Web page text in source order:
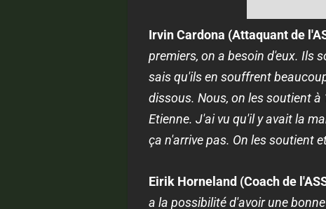
Irvin Cardona (Attaquant de
premiers, on a besoin d'eux. Ils
sais qu'ils en souffrent
dissous. Nous, on les soutient
Etienne. J'ai vu qu'il y avait la
ça n'arrive pas. On les soutient
Eirik Horneland (Coach de
a la possibilité d'avoir une